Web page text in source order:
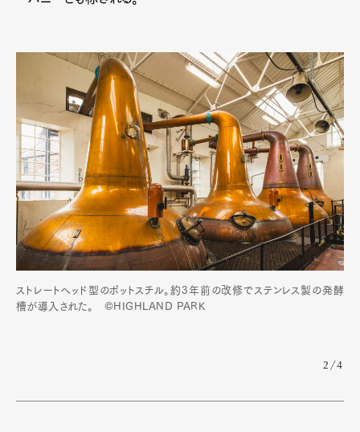
ストレートヘッド型のポットスチル。約3年前の改修でステンレス製の発酵
槽が導入された。 ©HIGHLAND PARK
2/4